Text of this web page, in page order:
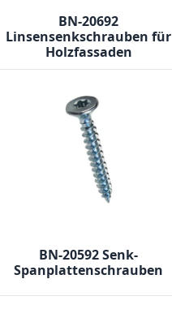
BN-20692
Linsensenkschrauben für
Holzfassaden
BN-20592 Senk-
Spanplattenschrauben